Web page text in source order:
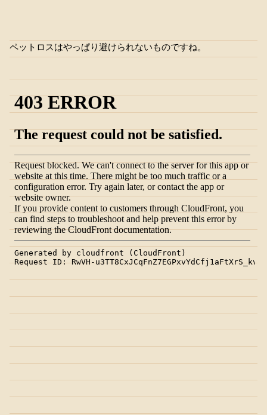
ペットロスはやっぱり避けられないものですね。